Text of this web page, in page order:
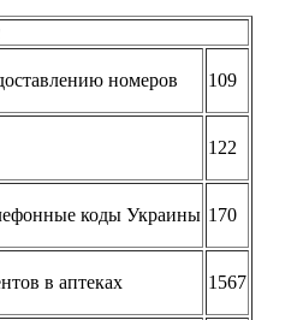
номеров 109
122
коды Украины 170
в аптеках 1567